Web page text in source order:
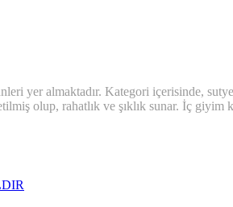
yer almaktadır. Kategori içerisinde,
olup, rahatlık ve şıklık sunar. İç